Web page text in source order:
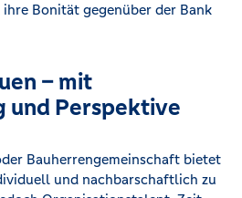
Bonität gegenüber der Bank
– mit
und Perspektive
Bauherrengemeinschaft bietet
und nachbarschaftlich zu